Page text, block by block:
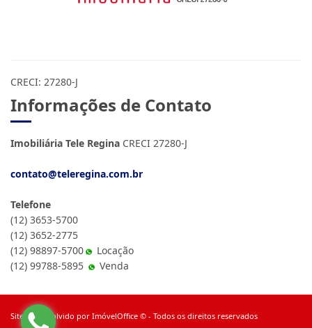
CRECI: 27280-J
Informações de Contato
Imobiliária Tele Regina CRECI 27280-J
contato@teleregina.com.br
Telefone
(12) 3653-5700
(12) 3652-2775
(12) 98897-5700
Locação
(12) 99788-5895
Venda
Site desenvolvido por ImóvelOffice © - Todos os direitos reservados